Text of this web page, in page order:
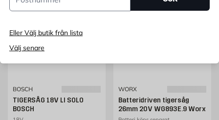
Eller Välj butik från lista
Välj senare
BOSCH
TIGERSÅG 18V LI SOLO
BOSCH
WORX
Batteridriven tigersåg
26mm 20V WG893E.9 Worx